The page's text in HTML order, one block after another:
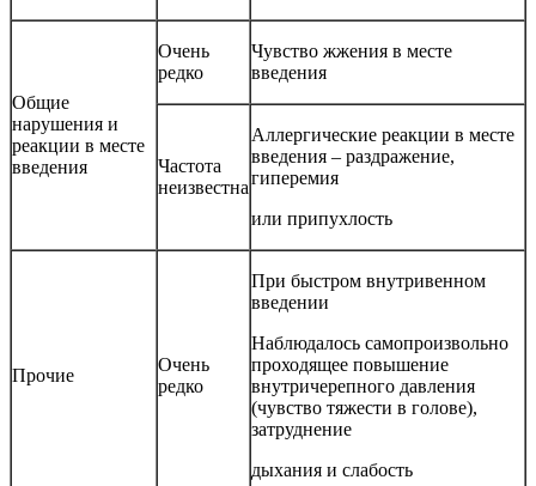
Общие
нарушения и
реакции в месте
введения
Очень
редко
Чувство жжения в месте
введения
Частота
неизвестна
Аллергические реакции в месте
введения – раздражение,
гиперемия
или припухлость
Прочие
Очень
редко
При быстром внутривенном
введении
Наблюдалось самопроизвольно
проходящее повышение
внутричерепного давления
(чувство тяжести в голове),
затруднение
дыхания и слабость